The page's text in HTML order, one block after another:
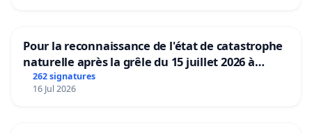
Pour la reconnaissance de l'état de catastrophe
naturelle après la grêle du 15 juillet 2026 à
Aubenas et ses alentours
262 signatures
16 Jul 2026